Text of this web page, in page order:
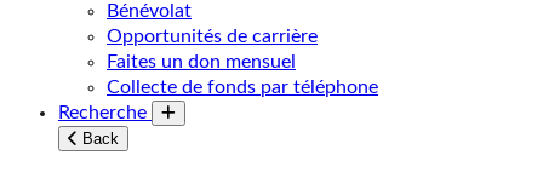
Bénévolat
Opportunités de carrière
Faites un don mensuel
Collecte de fonds par téléphone
Recherche
Toggle submenu
Back